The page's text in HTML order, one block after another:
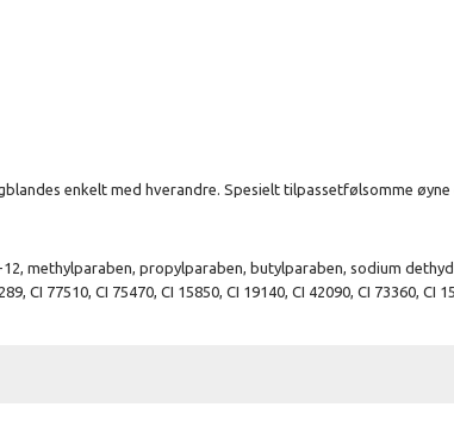
enkelt med hverandre. Spesielt tilpassetfølsomme øyne
methylparaben, propylparaben, butylparaben, sodium
CI 77510, CI 75470, CI 15850, CI 19140, CI 42090, CI 73360, CI